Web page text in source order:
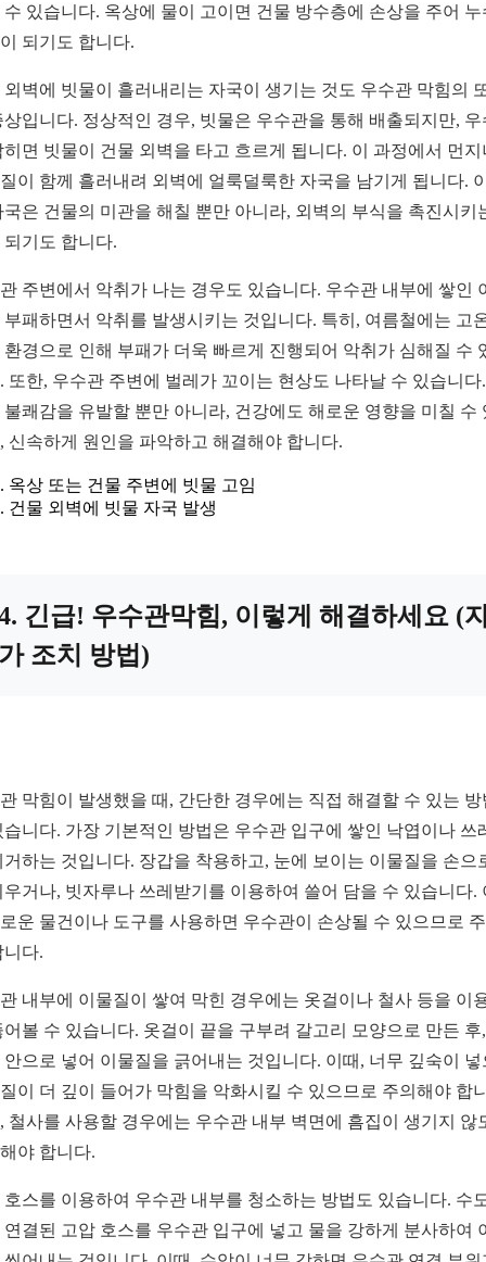
수 있습니다. 옥상에 물이 고이면 건물 방수층에 손상을 주어 누
되기도 합니다.
외벽에 빗물이 흘러내리는 자국이 생기는 것도 우수관 막힘의
상입니다. 정상적인 경우, 빗물은 우수관을 통해 배출되지만, 우
히면 빗물이 건물 외벽을 타고 흐르게 됩니다. 이 과정에서 먼지
이 함께 흘러내려 외벽에 얼룩덜룩한 자국을 남기게 됩니다.
국은 건물의 미관을 해칠 뿐만 아니라, 외벽의 부식을 촉진시키
되기도 합니다.
주변에서 악취가 나는 경우도 있습니다. 우수관 내부에 쌓인
부패하면서 악취를 발생시키는 것입니다. 특히, 여름철에는 고
환경으로 인해 부패가 더욱 빠르게 진행되어 악취가 심해질 수
또한, 우수관 주변에 벌레가 꼬이는 현상도 나타날 수 있습니다
불쾌감을 유발할 뿐만 아니라, 건강에도 해로운 영향을 미칠 수
신속하게 원인을 파악하고 해결해야 합니다.
옥상 또는 건물 주변에 빗물 고임
건물 외벽에 빗물 자국 발생
긴급! 우수관막힘, 이렇게 해결하세요 (
조치 방법)
막힘이 발생했을 때, 간단한 경우에는 직접 해결할 수 있는 방
습니다. 가장 기본적인 방법은 우수관 입구에 쌓인 낙엽이나 쓰
거하는 것입니다. 장갑을 착용하고, 눈에 보이는 이물질을 손으
우거나, 빗자루나 쓰레받기를 이용하여 쓸어 담을 수 있습니다.
운 물건이나 도구를 사용하면 우수관이 손상될 수 있으므로
니다.
내부에 이물질이 쌓여 막힌 경우에는 옷걸이나 철사 등을 이
어볼 수 있습니다. 옷걸이 끝을 구부려 갈고리 모양으로 만든 후
안으로 넣어 이물질을 긁어내는 것입니다. 이때, 너무 깊숙이 넣
이 더 깊이 들어가 막힘을 악화시킬 수 있으므로 주의해야 합
철사를 사용할 경우에는 우수관 내부 벽면에 흠집이 생기지 않
야 합니다.
호스를 이용하여 우수관 내부를 청소하는 방법도 있습니다. 수
연결된 고압 호스를 우수관 입구에 넣고 물을 강하게 분사하여